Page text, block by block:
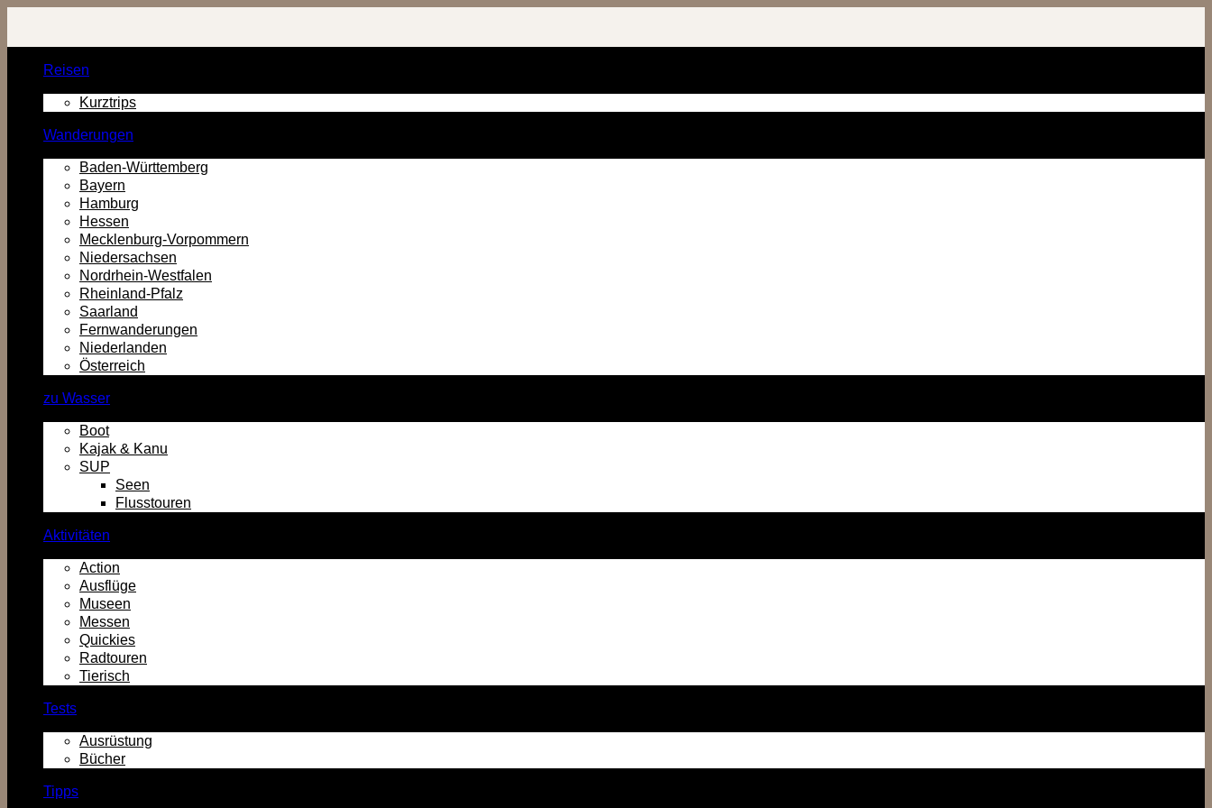
Inhalt
Reisen
Kurztrips
Wanderungen
Baden-Württemberg
Bayern
Hamburg
Hessen
Mecklenburg-Vorpommern
Niedersachsen
Nordrhein-Westfalen
Rheinland-Pfalz
Saarland
Fernwanderungen
Niederlanden
Österreich
zu Wasser
Boot
Kajak & Kanu
SUP
Seen
Flusstouren
Aktivitäten
Action
Ausflüge
Museen
Messen
Quickies
Radtouren
Tierisch
Tests
Ausrüstung
Bücher
Tipps